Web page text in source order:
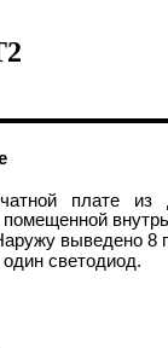
плате из
выведено 8
светодиод.